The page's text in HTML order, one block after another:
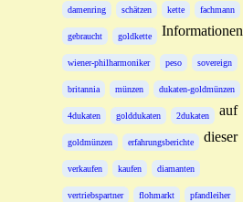
damenring schätzen kette fachmann
gebraucht goldkette
wiener-philharmoniker peso sovereign
britannia münzen dukaten-goldmünzen
4dukaten golddukaten 2dukaten
goldmünzen erfahrungsberichte
verkaufen kaufen diamanten
vertriebspartner flohmarkt pfandleiher
Informationen
auf
dieser